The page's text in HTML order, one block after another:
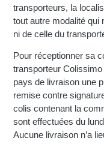
transporteurs, la
tout autre modalité qui
ni de celle du
Pour réceptionner sa
transporteur
pays de livraison une
remise contre
colis contenant la
sont effectuées du
Aucune livraison n’a